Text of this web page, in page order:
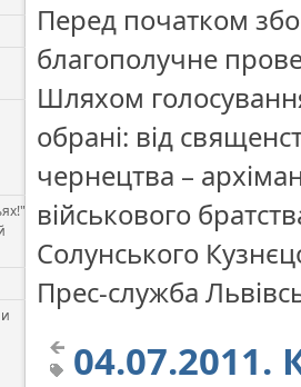
Перед початком
благополучне
Шляхом
обрані: від
чернецтва –
військового
Солунського
Прес-служба